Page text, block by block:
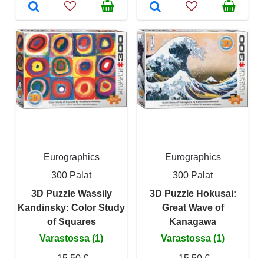
Eurographics
300 Palat
3D Puzzle Wassily
Kandinsky: Color Study
of Squares
Varastossa (1)
Eurographics
300 Palat
3D Puzzle Hokusai:
Great Wave of
Kanagawa
Varastossa (1)